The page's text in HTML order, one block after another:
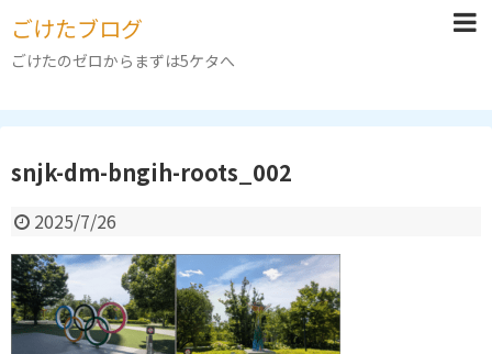
ごけたブログ
ごけたのゼロからまずは5ケタへ
snjk-dm-bngih-roots_002
2025/7/26